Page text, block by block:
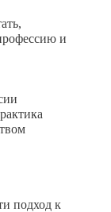
и
подход к